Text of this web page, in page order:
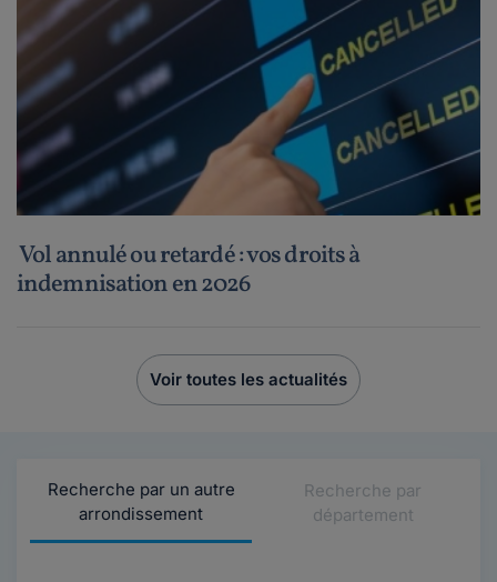
Vol annulé ou retardé : vos droits à
indemnisation en 2026
Voir toutes les actualités
Recherche par un autre
arrondissement
Recherche par
département